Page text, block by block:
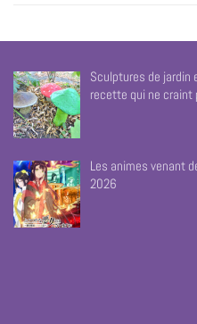
Sculptures de jardin
recette qui ne craint
Les animes venant
2026